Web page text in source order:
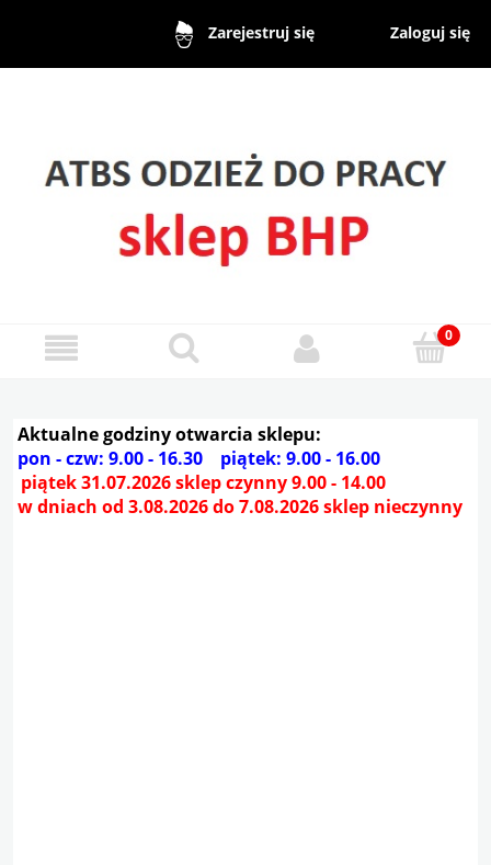
Zarejestruj się Zaloguj się
Aktualne godziny otwarcia sklepu:
pon - czw: 9.00 - 16.30 piątek: 9.00 - 16.00
piątek 31.07.2026 sklep czynny 9.00 - 14.00
w dniach od 3.08.2026 do 7.08.2026 sklep nieczynny